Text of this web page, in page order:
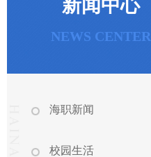
新闻中心
NEWS CENTER
海职新闻
校园生活